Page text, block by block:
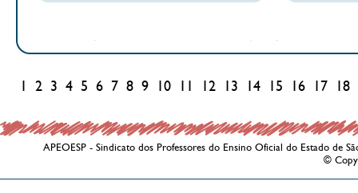
2 3 4 5 6 7 8 9 10 12 13 14 15 16 17 18
APEOESP - Sindicato dos Professores do Ensino Oficial do Estado de
©